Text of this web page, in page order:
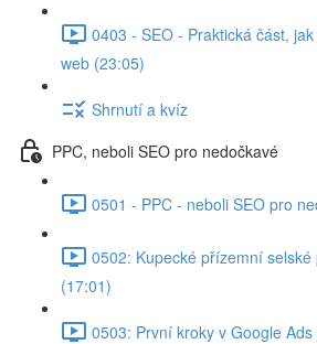
0403 - SEO - Praktická část,
web (23:05)
Shrnutí a kvíz
PPC, neboli SEO pro nedočkavé
0501 - PPC - neboli SEO pro
0502: Kupecké přízemní
(17:01)
0503: První kroky v Google